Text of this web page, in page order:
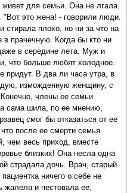
для семьи. Она не лгала.
"Вот это жена! - говорили люди.
стирала плохо, но ни за что на
в прачечную. Когда бы кто ни
в середине лета. Муж и
что больше любят холодное.
придут. В два ли часа утра, в
изможденную женщину, с
члены ее семьи
сама шила, по ее мнению,
смог бы отказаться от ее
после ее смерти семья
чем весь приход, вместе
близких! Она несла одна
страдала дочь. Врач, старый
ничего о себе не
жалела и пестовала ее,